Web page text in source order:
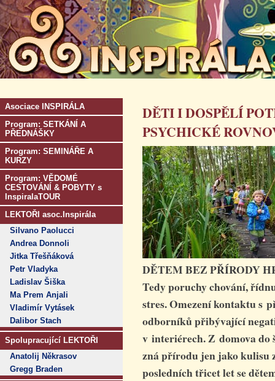
Asociace INSPIRÁLA
Program: SETKÁNÍ A
PŘEDNÁŠKY
Program: SEMINÁŘE A
KURZY
Program: VĚDOMÉ
CESTOVÁNÍ & POBYTY s
InspiralaTOUR
LEKTOŘI asoc.Inspirála
Silvano Paolucci
Andrea Donnoli
Jitka Třešňáková
Petr Vladyka
Ladislav Šiška
Ma Prem Anjali
Vladimír Vytásek
Dalibor Stach
Spolupracující LEKTOŘI
Anatolij Někrasov
Gregg Braden
DĚTI I DOSPĚLÍ
PSYCHICKÉ
DĚTEM BEZ PŘÍRODY
Tedy poruchy chování,
stres. Omezení kontaktu s
odborníků přibývající
v interiérech. Z domova do
zná přírodu jen jako kulisu
posledních třicet let se